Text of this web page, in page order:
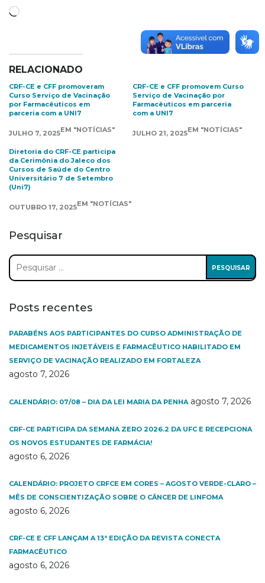
Carregando...
RELACIONADO
CRF-CE e CFF promoveram
Curso Serviço de Vacinação
por Farmacêuticos em
parceria com a UNI7
JULHO 7, 2025EM "NOTÍCIAS"
CRF-CE e CFF promovem Curso
Serviço de Vacinação por
Farmacêuticos em parceria
com a UNI7
JULHO 21, 2025EM "NOTÍCIAS"
Diretoria do CRF-CE participa
da Cerimônia do Jaleco dos
Cursos de Saúde do Centro
Universitário 7 de Setembro
(Uni7)
OUTUBRO 17, 2025EM "NOTÍCIAS"
Pesquisar
Pesquisar
por:
Posts recentes
PARABÉNS AOS PARTICIPANTES DO CURSO ADMINISTRAÇÃO DE
MEDICAMENTOS INJETÁVEIS E FARMACÊUTICO HABILITADO EM
SERVIÇO DE VACINAÇÃO REALIZADO EM FORTALEZA
agosto 7, 2026
CALENDÁRIO: 07/08 – DIA DA LEI MARIA DA PENHA agosto 7, 2026
CRF-CE PARTICIPA DA SEMANA ZERO 2026.2 DA UFC E RECEPCIONA
OS NOVOS ESTUDANTES DE FARMÁCIA!
agosto 6, 2026
CALENDÁRIO: PROJETO CRFCE EM CORES – AGOSTO VERDE-CLARO –
MÊS DE CONSCIENTIZAÇÃO SOBRE O CÂNCER DE LINFOMA
agosto 6, 2026
CRF-CE E CFF LANÇAM A 13ª EDIÇÃO DA REVISTA CONECTA
FARMACÊUTICO
agosto 6, 2026